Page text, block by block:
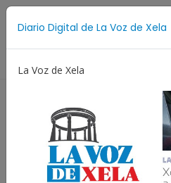
Diario Digital de La Voz de Xela
La Voz de Xela